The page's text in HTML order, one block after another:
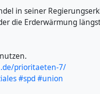
in seiner
die Erderwärmung
prioritaeten-7/
#spd#union